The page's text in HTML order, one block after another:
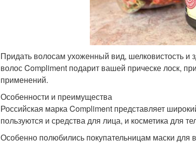
Придать волосам ухоженный вид, шелковистость
волос Compliment подарит вашей прическе лоск,
применений.
Особенности и преимущества
Российская марка Compliment представляет
пользуются и средства для лица, и косметика для
Особенно полюбились покупательницам маски